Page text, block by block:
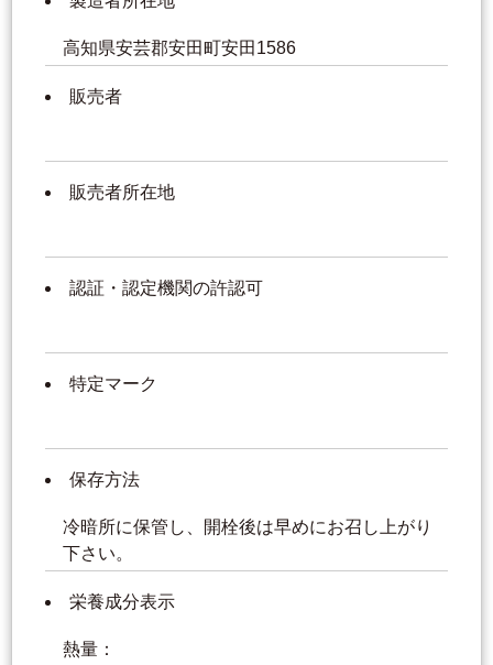
高知県安芸郡安田町安田1586
販売者
販売者所在地
認証・認定機関の許認可
特定マーク
保存方法
冷暗所に保管し、開栓後は早めにお召し上がり
下さい。
栄養成分表示
熱量：